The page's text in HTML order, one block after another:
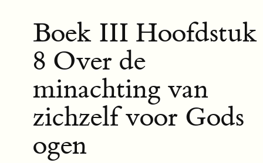
Boek III Hoofdstuk
8 Over de
minachting van
zichzelf voor Gods
ogen